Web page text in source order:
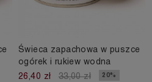
Świeca zapachowa w puszce
ogórek i rukiew wodna
26,40 zł
33,00 zł 20%